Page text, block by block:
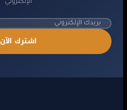
الإلكتروني
اشترك الآن